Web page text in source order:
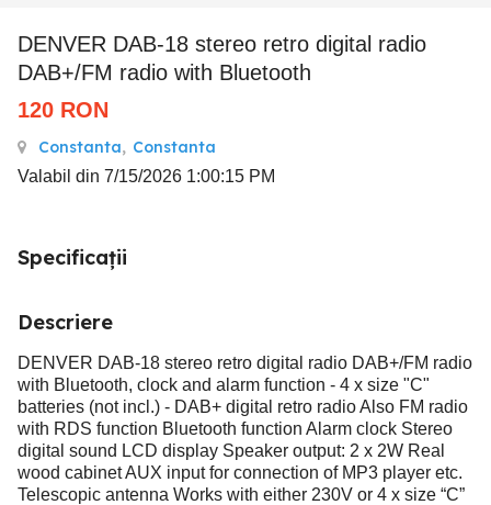
DENVER DAB-18 stereo retro digital radio
DAB+/FM radio with Bluetooth
120 RON
Constanta, Constanta
Valabil din 7/15/2026 1:00:15 PM
Specificații
Descriere
DENVER DAB-18 stereo retro digital radio DAB+/FM radio
with Bluetooth, clock and alarm function - 4 x size "C"
batteries (not incl.) - DAB+ digital retro radio Also FM radio
with RDS function Bluetooth function Alarm clock Stereo
digital sound LCD display Speaker output: 2 x 2W Real
wood cabinet AUX input for connection of MP3 player etc.
Telescopic antenna Works with either 230V or 4 x size “C”